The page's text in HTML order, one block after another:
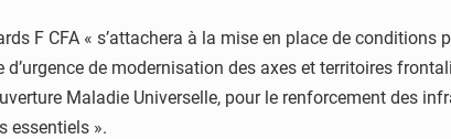
F CFA « s’attachera à la mise en place de conditions
de modernisation des axes et territoires
Maladie Universelle, pour le renforcement des
essentiels ».